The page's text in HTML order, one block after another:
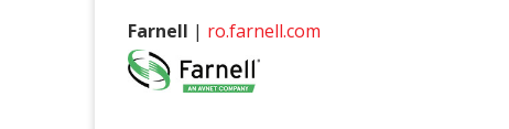
Farnell | ro.farnell.com